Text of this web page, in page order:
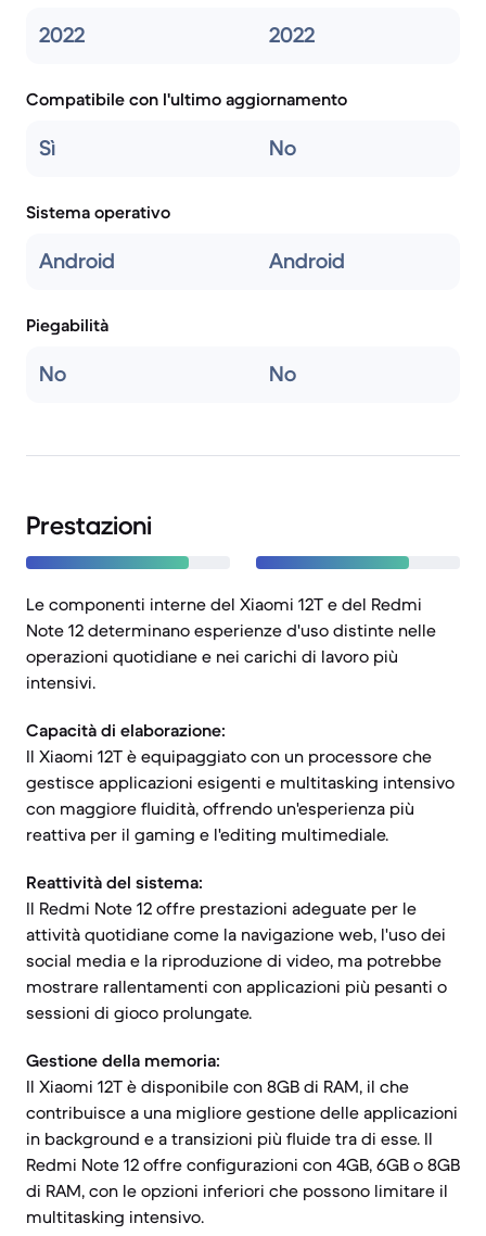
2022 2022
Compatibile con l'ultimo aggiornamento
Sì No
Sistema operativo
Android Android
Piegabilità
No No
Prestazioni
Le componenti interne del Xiaomi 12T e del Redmi
Note 12 determinano esperienze d'uso distinte nelle
operazioni quotidiane e nei carichi di lavoro più
intensivi.
Capacità di elaborazione:
Il Xiaomi 12T è equipaggiato con un processore che
gestisce applicazioni esigenti e multitasking intensivo
con maggiore fluidità, offrendo un'esperienza più
reattiva per il gaming e l'editing multimediale.
Reattività del sistema:
Il Redmi Note 12 offre prestazioni adeguate per le
attività quotidiane come la navigazione web, l'uso dei
social media e la riproduzione di video, ma potrebbe
mostrare rallentamenti con applicazioni più pesanti o
sessioni di gioco prolungate.
Gestione della memoria:
Il Xiaomi 12T è disponibile con 8GB di RAM, il che
contribuisce a una migliore gestione delle applicazioni
in background e a transizioni più fluide tra di esse. Il
Redmi Note 12 offre configurazioni con 4GB, 6GB o 8GB
di RAM, con le opzioni inferiori che possono limitare il
multitasking intensivo.